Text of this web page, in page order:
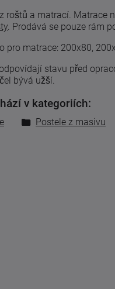
roštů a matrací. Matrace
Prodává se pouze rám
pro matrace: 200x80,
stavu před
bývá užší.
v kategoriích:
Postele z masivu